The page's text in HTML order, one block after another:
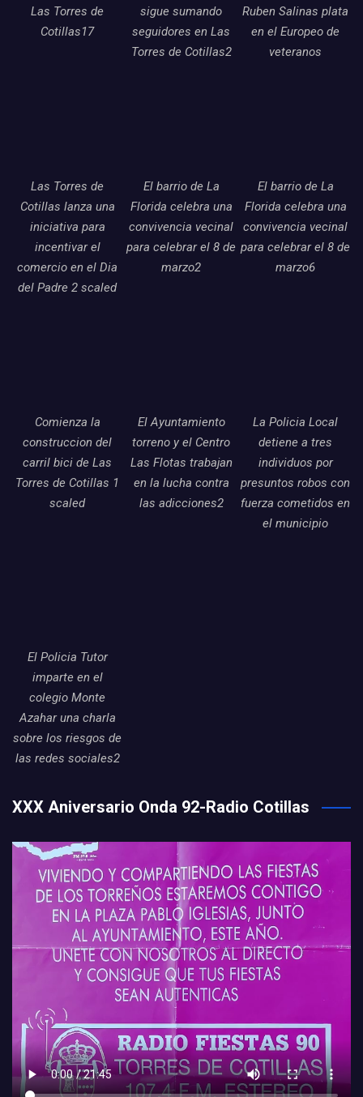
Las Torres de
Cotillas17
sigue sumando
seguidores en Las
Torres de Cotillas2
Ruben Salinas plata
en el Europeo de
veteranos
Las Torres de
Cotillas lanza una
iniciativa para
incentivar el
comercio en el Dia
del Padre 2 scaled
El barrio de La
Florida celebra una
convivencia vecinal
para celebrar el 8 de
marzo2
El barrio de La
Florida celebra una
convivencia vecinal
para celebrar el 8 de
marzo6
Comienza la
construccion del
carril bici de Las
Torres de Cotillas 1
scaled
El Ayuntamiento
torreno y el Centro
Las Flotas trabajan
en la lucha contra
las adicciones2
La Policia Local
detiene a tres
individuos por
presuntos robos con
fuerza cometidos en
el municipio
El Policia Tutor
imparte en el
colegio Monte
Azahar una charla
sobre los riesgos de
las redes sociales2
XXX Aniversario Onda 92-Radio Cotillas